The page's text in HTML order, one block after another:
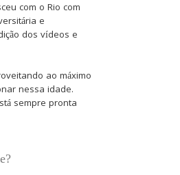
com o Rio com
e
dos vídeos e
ao máximo
nessa idade.
sempre pronta